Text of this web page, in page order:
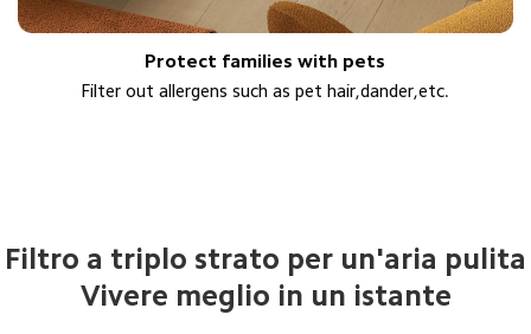
Protect families with pets
Filter out allergens such as pet hair,dander,etc.
Vivere meglio in un istante